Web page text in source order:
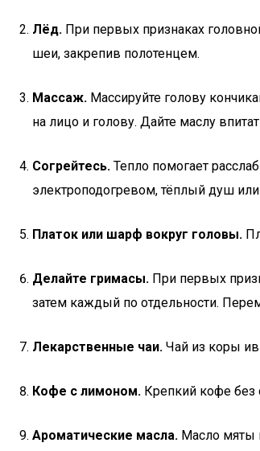
Лёд. При первых признаках
шеи, закрепив полотенцем.
Массаж. Массируйте голову
на лицо и голову. Дайте маслу
Согрейтесь. Тепло помогает
электроподогревом, тёплый душ
Платок или шарф вокруг головы.
Делайте гримасы. При первых
затем каждый по отдельности.
Лекарственные чаи. Чай из коры
Кофе с лимоном. Крепкий кофе без
Ароматические масла. Масло мяты